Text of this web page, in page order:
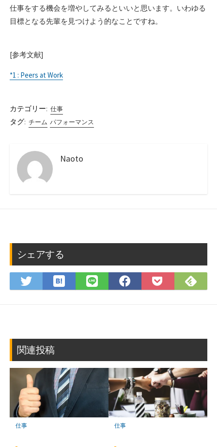
仕事をする機会を増やしてみるといいと思います。いわゆる
目標となる先輩を見つけよう的なことですね。
[参考文献]
*1 : Peers at Work
カテゴリー: 仕事
タグ: チーム パフォーマンス
Naoto
シェアする
Twitter
で
は
て
ク
ー
ク
に
保
存
LINE
で
Facebook
で
Pocket
に
で
関連投稿
仕事 仕事